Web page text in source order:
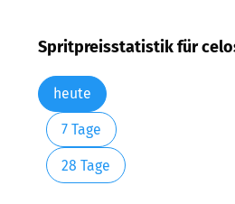
Spritpreisstatistik für
heute
7 Tage
28 Tage